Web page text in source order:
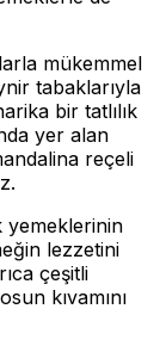
mükemmel
tabaklarıyla
bir tatlılık
yer alan
reçeli
yemeklerinin
lezzetini
çeşitli
kıvamını